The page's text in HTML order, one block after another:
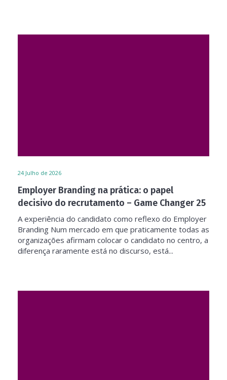
24 Julho de 2026
Employer Branding na prática: o papel
decisivo do recrutamento – Game Changer 25
A experiência do candidato como reflexo do Employer
Branding Num mercado em que praticamente todas as
organizações afirmam colocar o candidato no centro, a
diferença raramente está no discurso, está...